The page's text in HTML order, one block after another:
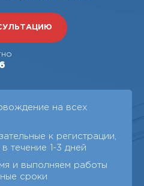
на всех
к регистрации,
течение 1-3 дней
и выполняем работы
сроки